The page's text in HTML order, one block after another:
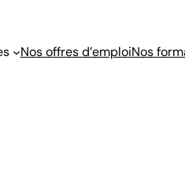
Nos offres d’emploiNos